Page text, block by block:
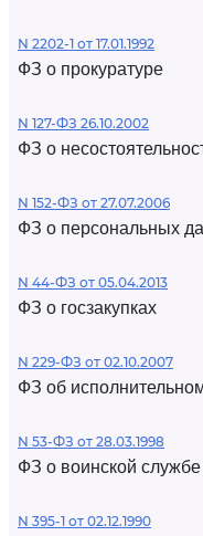
N 2202-1 от 17.01.1992
ФЗ о прокуратуре
N 127-ФЗ 26.10.2002
ФЗ о
N 152-ФЗ от 27.07.2006
ФЗ о персональных
N 44-ФЗ от 05.04.2013
ФЗ о госзакупках
N 229-ФЗ от 02.10.2007
ФЗ об
N 53-ФЗ от 28.03.1998
ФЗ о воинской службе
N 395-1 от 02.12.1990